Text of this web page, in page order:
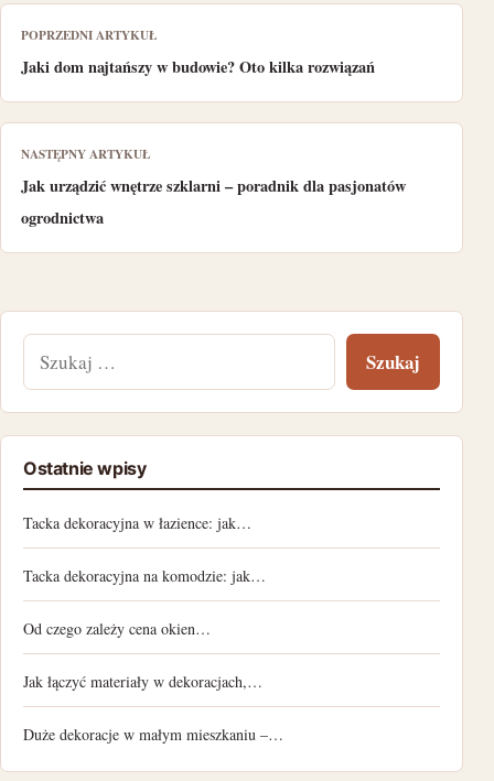
POPRZEDNI ARTYKUŁ
Jaki dom najtańszy w budowie? Oto kilka rozwiązań
NASTĘPNY ARTYKUŁ
Jak urządzić wnętrze szklarni – poradnik dla pasjonatów
ogrodnictwa
Ostatnie wpisy
Tacka dekoracyjna w łazience: jak…
Tacka dekoracyjna na komodzie: jak…
Od czego zależy cena okien…
Jak łączyć materiały w dekoracjach,…
Duże dekoracje w małym mieszkaniu –…